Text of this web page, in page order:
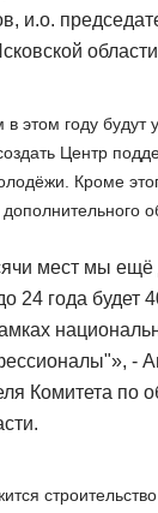
и.о.
этом году будут
Центр
Кроме
мест мы
24 года будет
-
Комитета по